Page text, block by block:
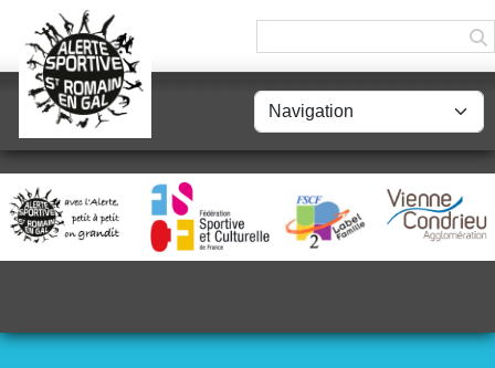
Panneau de gestion des cookies